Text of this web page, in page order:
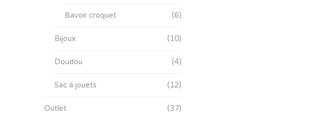
Bavoir croquet (6)
Bijoux (10)
Doudou (4)
Sac à jouets (12)
Outlet (37)